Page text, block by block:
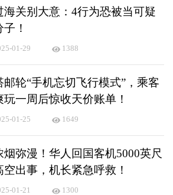
海关别大意：4行为恐被当可疑
子！
01-29 1388
邮轮“手机忘切飞行模式”，乘客
玩一周后惊收天价账单！
01-25 1649
烟弥漫！华人回国客机5000英尺
空出事，机长紧急呼救！
01-21 1300